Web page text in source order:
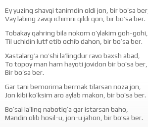
Ey yuzing shavqi tanimdin oldi jon, bir bo’sa ber,
Vay labing zavqi ichimni qildi qon, bir bo’sa ber.
Tobakay qahring bila nokom o’ylakim goh-gohi,
Til uchidin lutf etib ochib dahon, bir bo’sa ber.
Xastalarg’a no’shi la’lingdur ravo baxsh abad,
To topoy man ham hayoti jovidon bir bo’sa ber,
Bir bo’sa ber.
Gar tani bemorima bermak tilarsan noza jon,
Jon kibi ko’ksim aro aylab makon, bir bo’sa ber.
Bo’sai la’ling nabotig’a gar istarsan baho,
Mandin olib hosil-u, jon-u jahon, bir bo’sa ber.